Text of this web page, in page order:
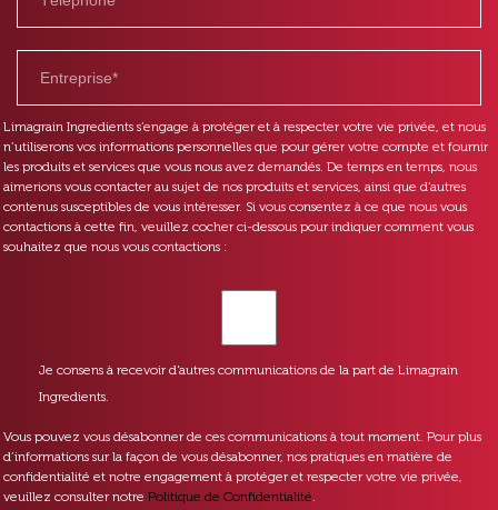
Limagrain Ingredients s’engage à protéger et à respecter votre vie privée, et nous
n’utiliserons vos informations personnelles que pour gérer votre compte et fournir
les produits et services que vous nous avez demandés. De temps en temps, nous
aimerions vous contacter au sujet de nos produits et services, ainsi que d’autres
contenus susceptibles de vous intéresser. Si vous consentez à ce que nous vous
contactions à cette fin, veuillez cocher ci-dessous pour indiquer comment vous
souhaitez que nous vous contactions :
Je consens à recevoir d'autres communications de la part de Limagrain
Ingredients.
Vous pouvez vous désabonner de ces communications à tout moment. Pour plus
d’informations sur la façon de vous désabonner, nos pratiques en matière de
confidentialité et notre engagement à protéger et respecter votre vie privée,
veuillez consulter notre Politique de Confidentialité.